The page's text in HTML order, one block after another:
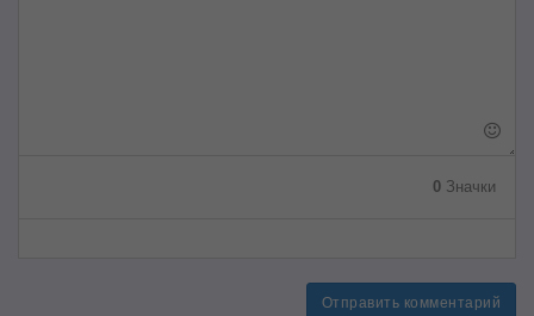
0 Значки
Отправить комментарий